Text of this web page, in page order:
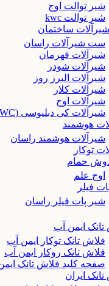
شیر توالت اوج
شیر توالت kwc
ساختمان
ست شیرآلات راسان
شیرآلات قهرمان
شیرآلات شودر
شیرآلات البرز روز
شیرآلات کلار
شیرآلات اوج
شیرآلات کی دبلیوسی (KWC)
هوشمند
شیرآلات هوشمند راسان
توکار
حمام
اوج علم
فیلر
شیر پات فیلر راسان
ایمن آب
فلاش تانک توکار ایمن آب
فلاش تانک روکار ایمن آب
صفحه کلید فلاش تانک
ایران